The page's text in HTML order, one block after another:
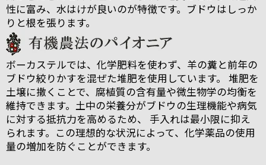
性に富み、水はけが良いのが特徴です。ブドウはしっか
りと根を張ります。
ボーカステルでは、化学肥料を使わず、羊の糞と前年の
ブドウ絞りかすを混ぜた堆肥を使用しています。 堆肥を
土壌に撒くことで、腐植質の含有量や微生物学の均衡を
維持できます。土中の栄養分がブドウの生理機能や病気
に対する抵抗力を高めるため、 手入れは最小限に抑え
られます。この理想的な状況によって、化学薬品の使用
量の増加を防ぐことができます。